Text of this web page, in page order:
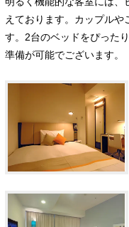
えております。カップルや
す。2台のベッドをぴった
準備が可能でございます。